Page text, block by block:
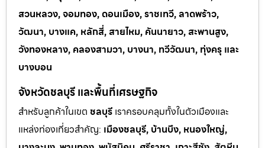
สวนหลวง, จอมทอง, ดอนเมือง, ราชเทวี, ลาดพร้าว,
วัฒนา, บางแค, หลักสี่, สายไหม, คันนายาว, สะพานสูง,
วังทองหลาง, คลองสามวา, บางนา, ทวีวัฒนา, ทุ่งครุ และ
บางบอน
จังหวัดชลบุรี และพื้นที่เศรษฐกิจ
สำหรับลูกค้าในเขต ชลบุรี เราครอบคลุมทั้งในตัวเมืองและ
แหล่งท่องเที่ยวสำคัญ: เมืองชลบุรี, บ้านบึง, หนองใหญ่,